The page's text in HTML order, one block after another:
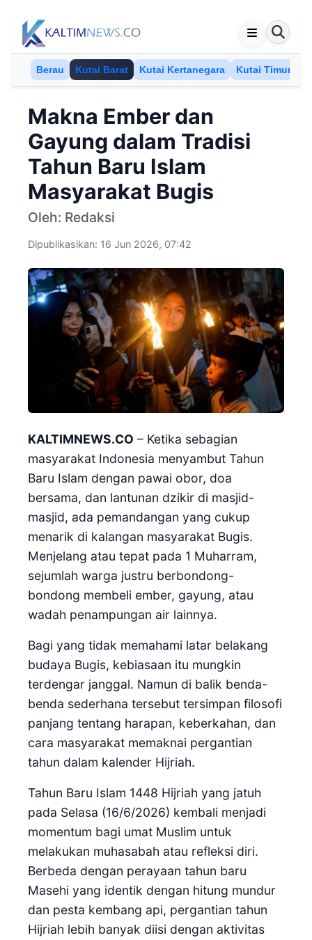
Skip to content
Berau Kutai Barat Kutai Kertanegara Kutai Timur
Makna Ember dan
Gayung dalam Tradisi
Tahun Baru Islam
Masyarakat Bugis
Oleh: Redaksi
Dipublikasikan: 16 Jun 2026, 07:42
KALTIMNEWS.CO – Ketika sebagian
masyarakat Indonesia menyambut Tahun
Baru Islam dengan pawai obor, doa
bersama, dan lantunan dzikir di masjid-
masjid, ada pemandangan yang cukup
menarik di kalangan masyarakat Bugis.
Menjelang atau tepat pada 1 Muharram,
sejumlah warga justru berbondong-
bondong membeli ember, gayung, atau
wadah penampungan air lainnya.
Bagi yang tidak memahami latar belakang
budaya Bugis, kebiasaan itu mungkin
terdengar janggal. Namun di balik benda-
benda sederhana tersebut tersimpan filosofi
panjang tentang harapan, keberkahan, dan
cara masyarakat memaknai pergantian
tahun dalam kalender Hijriah.
Tahun Baru Islam 1448 Hijriah yang jatuh
pada Selasa (16/6/2026) kembali menjadi
momentum bagi umat Muslim untuk
melakukan muhasabah atau refleksi diri.
Berbeda dengan perayaan tahun baru
Masehi yang identik dengan hitung mundur
dan pesta kembang api, pergantian tahun
Hijriah lebih banyak diisi dengan aktivitas